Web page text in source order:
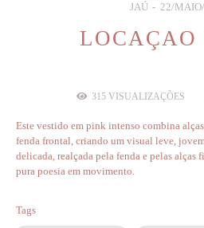
JAÚ
22/
LOCAÇAO
315 VISUALIZAÇÕES
Este vestido em pink intenso combina
fenda frontal, criando um visual leve,
delicada, realçada pela fenda e pelas alças
pura poesia em movimento.
Tags